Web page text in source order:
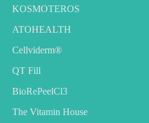
KOSMOTEROS
ATOHEALTH
Cellviderm®
QT Fill
BioRePeelCl3
The Vitamin House